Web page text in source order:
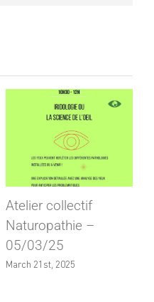
Atelier collectif
Naturopathie –
05/03/25
March 21st, 2025